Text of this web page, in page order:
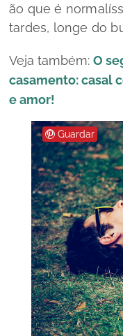
ão que é
tardes, longe do
Veja também: O
casamento: casal
e amor!
Guardar